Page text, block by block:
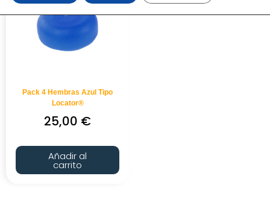
Pack 4 Hembras Azul Tipo
Locator®
25,00 €
Añadir al
carrito